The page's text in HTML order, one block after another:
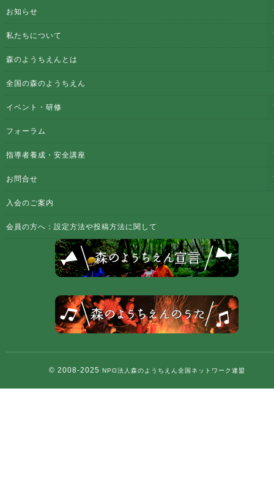
お知らせ
私たちについて
森のようちえんとは
全国の森のようちえん
イベント・研修
フォーラム
指導者養成・安全講座
お問合せ
入会のご案内
会員の方へ：設定方法や投稿方法に関して
© 2008-2025 NPO法人森のようちえん全国ネットワーク連盟